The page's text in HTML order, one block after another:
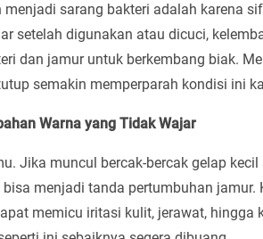
sarang bakteri adalah karena
setelah digunakan atau dicuci,
dan jamur untuk berkembang biak.
semakin memperparah kondisi ini
Warna yang Tidak Wajar
Jika muncul bercak-bercak gelap
menjadi tanda pertumbuhan jamur.
memicu iritasi kulit, jerawat, hingga